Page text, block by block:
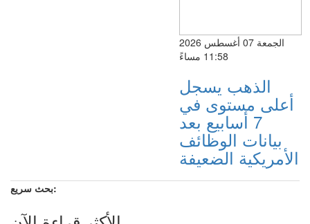
الجمعة 07 أغسطس 2026
11:58 مساءً
الذهب يسجل
أعلى مستوى في
7 أسابيع بعد
بيانات الوظائف
الأمريكية الضعيفة
بحث سريع: